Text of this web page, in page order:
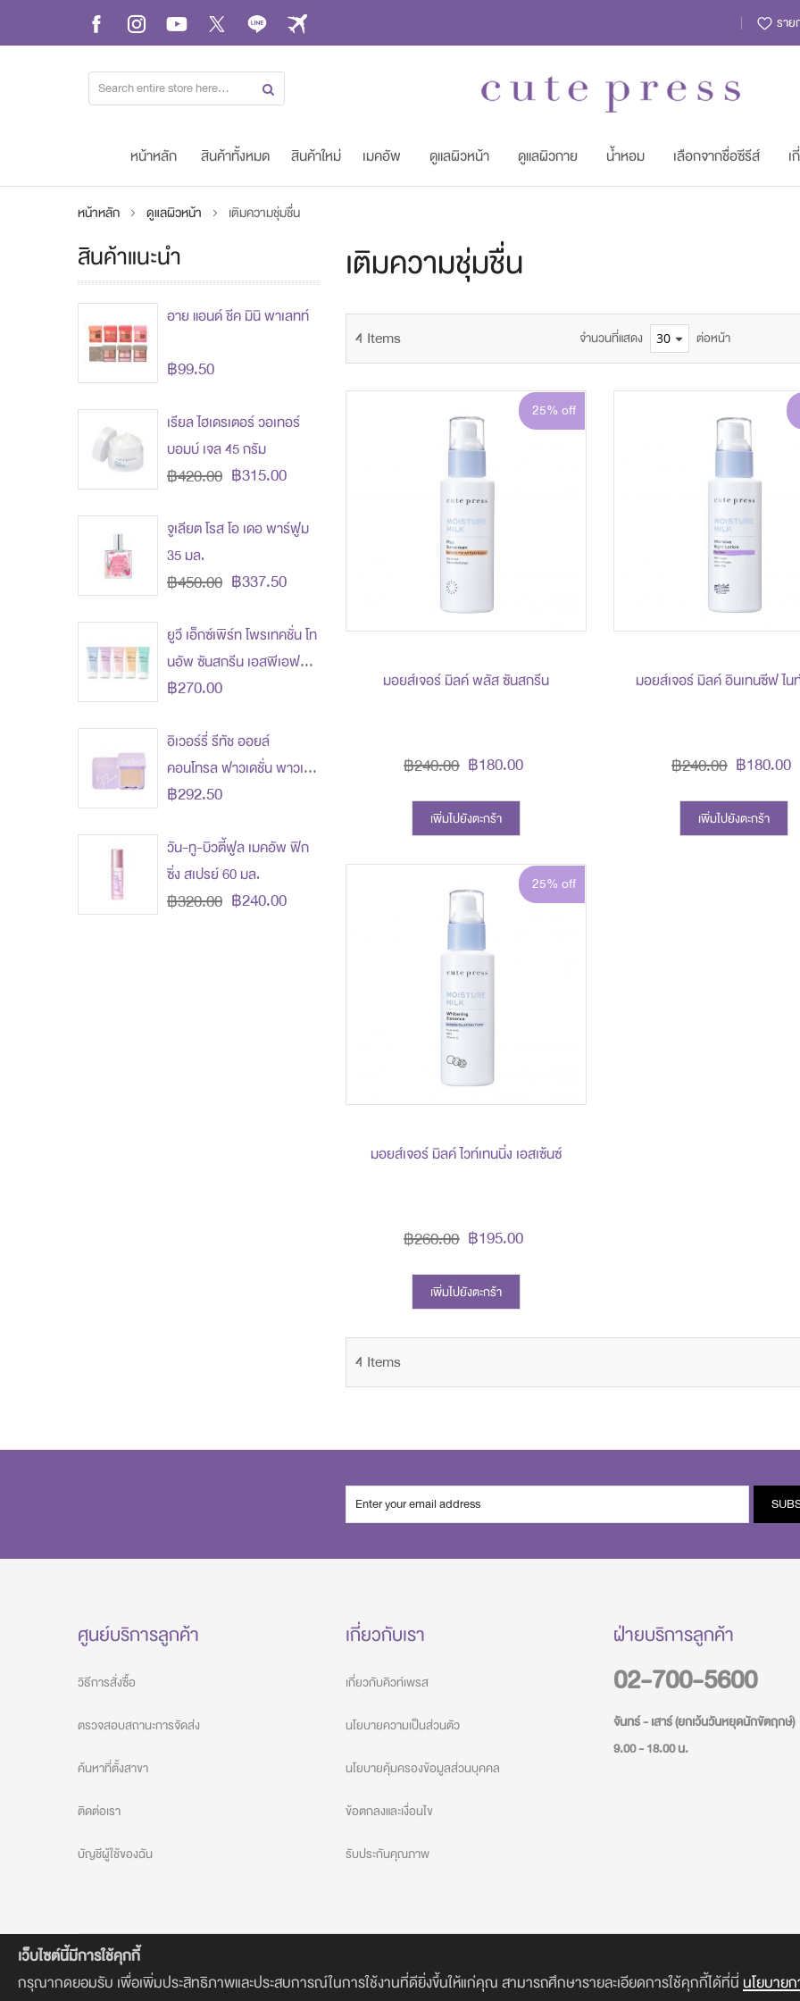
เว็บไซต์นี้มีการใช้คุกกี้
กรุณากดยอมรับ เพื่อเพิ่มประสิทธิภาพและประสบการณ์ในการใช้งานที่ดียิ่งขึ้นให้แก่คุณ สามารถศึกษารายละเอียดการใช้คุกกี้ได้ที่นี่นโยบาย
ราย
Skip
Content
หน้าหลัก สินค้าทั้งหมด สินค้าใหม่ เมคอัพ ดูแลผิวหน้า ดูแลผิวกาย น้ำหอม เลือกจากชื่อซีรีส์
หน้าหลัก ดูแลผิวหน้า เติมความชุ่มชื่น
เติมความชุ่มชื่น
4 Items จำนวนที่แสดง ต่อหน้า
25% off
มอยส์เจอร์ มิลค์ พลัส ซันสกรีน
฿180.00
฿240.00
เพิ่มไปยังตะกร้า
มอยส์เจอร์ มิลค์ อินเทนซีฟ ไน
฿180.00
฿240.00
เพิ่มไปยังตะกร้า
25% off
มอยส์เจอร์ มิลค์ ไวท์เทนนิ่ง เอสเซ้นซ์
฿195.00
฿260.00
เพิ่มไปยังตะกร้า
4 Items
สินค้าแนะนำ
อาย แอนด์ ชีค มินิ พาเลทท์
฿99.50
เรียล ไฮเดรเตอร์ วอเทอร์
บอมบ์ เจล 45 กรัม
฿315.00
฿420.00
จูเลียต โรส โอ เดอ พาร์ฟูม
35 มล.
฿337.50
฿450.00
ยูวี เอ็กซ์เพิร์ท โพรเทคชั่น โท
นอัพ ซันสกรีน เอสพีเอฟ
50+ พีเอ++
฿270.00
อิเวอร์รี่ รีทัช ออยล์
คอนโทรล ฟาวเดชั่น พาวเด
อร์ เอสพีเอฟ 30 พีเอ+++
฿292.50
วัน-ทู-บิวตี้ฟูล เมคอัพ ฟิก
ซิ่ง สเปรย์ 60 มล.
฿240.00
฿320.00
ศูนย์บริการลูกค้า
วิธีการสั่งซื้อ
ตรวจสอบสถานะการจัดส่ง
ค้นหาที่ตั้งสาขา
ติดต่อเรา
บัญชีผู้ใช้ของฉัน
เกี่ยวกับเรา
เกี่ยวกับคิวท์เพรส
นโยบายความเป็นส่วนตัว
นโยบายคุ้มครองข้อมูลส่วนบุคคล
ข้อตกลงและเงื่อนไข
รับประกันคุณภาพ
ฝ่ายบริการลูกค้า
02-700-5600
จันทร์ - เสาร์ (ยกเว้นวันหยุดนักขัตฤกษ์)
9.00 - 18.00 น.